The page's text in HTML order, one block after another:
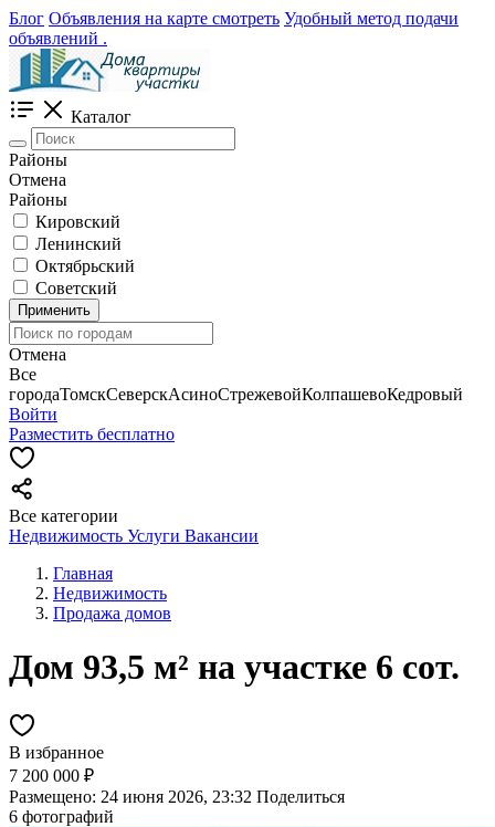
Блог Объявления на карте смотреть Удобный метод подачи
объявлений .
Каталог
Районы
Отмена
Районы
Кировский
Ленинский
Октябрьский
Советский
Применить
Отмена
Все
городаТомскСеверскАсиноСтрежевойКолпашевоКедровый
Войти
Разместить бесплатно
Все категории
Недвижимость Услуги Вакансии
Главная
Недвижимость
Продажа домов
Дом 93,5 м² на участке 6 сот.
В избранное
7 200 000 ₽
Размещено: 24 июня 2026, 23:32 Поделиться
6 фотографий